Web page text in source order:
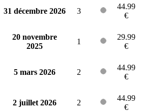
31 décembre 2026 3
44.99
€
20 novembre
2025
1
29.99
€
5 mars 2026 2
44.99
€
2 juillet 2026 2
44.99
€